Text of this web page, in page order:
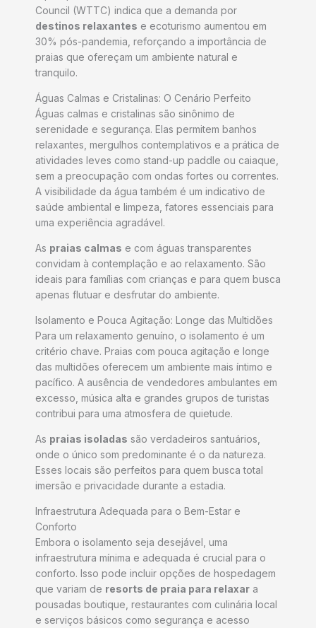
Council (WTTC) indica que a demanda por
destinos relaxantes e ecoturismo aumentou em
30% pós-pandemia, reforçando a importância de
praias que ofereçam um ambiente natural e
tranquilo.
Águas Calmas e Cristalinas: O Cenário Perfeito
Águas calmas e cristalinas são sinônimo de
serenidade e segurança. Elas permitem banhos
relaxantes, mergulhos contemplativos e a prática de
atividades leves como stand-up paddle ou caiaque,
sem a preocupação com ondas fortes ou correntes.
A visibilidade da água também é um indicativo de
saúde ambiental e limpeza, fatores essenciais para
uma experiência agradável.
As praias calmas e com águas transparentes
convidam à contemplação e ao relaxamento. São
ideais para famílias com crianças e para quem busca
apenas flutuar e desfrutar do ambiente.
Isolamento e Pouca Agitação: Longe das Multidões
Para um relaxamento genuíno, o isolamento é um
critério chave. Praias com pouca agitação e longe
das multidões oferecem um ambiente mais íntimo e
pacífico. A ausência de vendedores ambulantes em
excesso, música alta e grandes grupos de turistas
contribui para uma atmosfera de quietude.
As praias isoladas são verdadeiros santuários,
onde o único som predominante é o da natureza.
Esses locais são perfeitos para quem busca total
imersão e privacidade durante a estadia.
Infraestrutura Adequada para o Bem-Estar e
Conforto
Embora o isolamento seja desejável, uma
infraestrutura mínima e adequada é crucial para o
conforto. Isso pode incluir opções de hospedagem
que variam de resorts de praia para relaxar a
pousadas boutique, restaurantes com culinária local
e serviços básicos como segurança e acesso